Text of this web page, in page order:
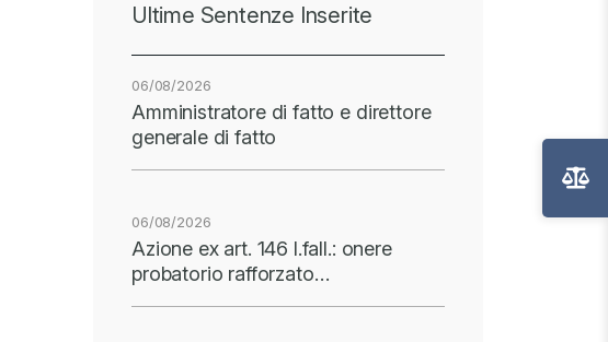
Ultime Sentenze Inserite
06/08/2026
Amministratore di fatto e direttore
generale di fatto
06/08/2026
Azione ex art. 146 l.fall.: onere
probatorio rafforzato…